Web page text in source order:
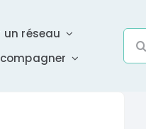
un réseau